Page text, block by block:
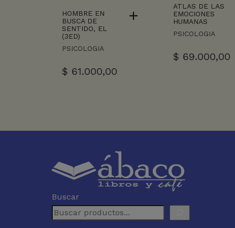
HOMBRE EN
BUSCA DE
SENTIDO, EL
(3ED)
PSICOLOGIA
$ 61.000,00
ATLAS DE LAS
EMOCIONES
HUMANAS
PSICOLOGIA
$ 69.000,00
Buscar